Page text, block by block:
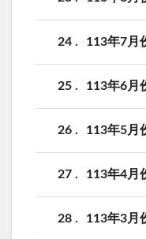
24 113年7月
25 113年6月
26 113年5月
27 113年4月
28 113年3月